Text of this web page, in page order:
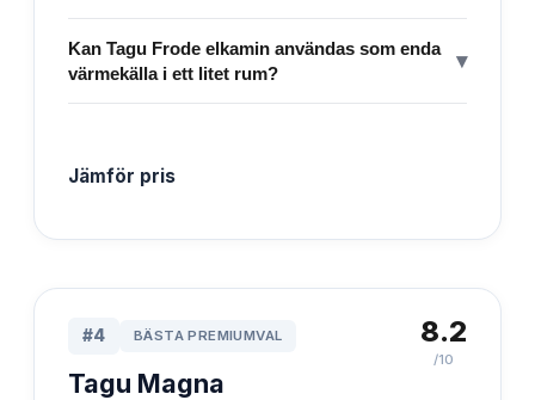
Kan Tagu Frode elkamin användas som enda
värmekälla i ett litet rum?
▾
Jämför pris
#4 BÄSTA PREMIUMVAL
Tagu Magna
8.2
/10